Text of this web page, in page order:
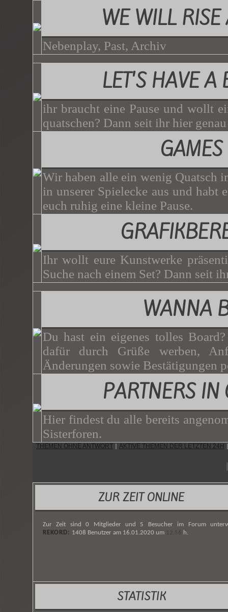
WE WILL
Nebenplay, Past, Archiv
LET'S HAVE A
ihr braucht eine Pause und wollt
quatschen? Dann seit ihr hier
GAMES
Wir haben alle ein wenig Quatsch
in unserer Spielecke aus und habt
euch ruhig eine kleine Pause.
Ihr wollt eure Kunstwerke
Suche nach einem Set? Dann seit
WANNA
Du hast ein eigenes tolles
dafür durch Grüße werben,
Änderungen sowie Bestätigungen
PARTNERS IN
Hier findest du alle bereits
Sisterforen.
THEMEN OHNE ANTWORT AKTIVE THEMEN DER LETZTEN 24H
ZUR ZEIT ONLINE
Zur Zeit sind 0 Mitglieder und 5 Besucher im Forum
REKORD: 1408 Benutzer am 16.01.2020 um 12:56 h.
STATISTIK